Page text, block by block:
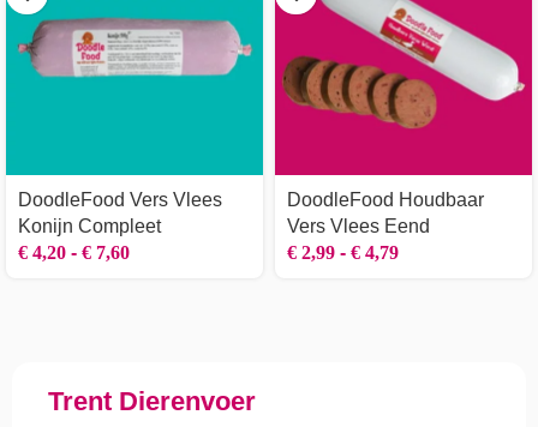
DoodleFood Vers Vlees
Konijn Compleet
€ 4,20 - € 7,60
DoodleFood Houdbaar
Vers Vlees Eend
€ 2,99 - € 4,79
Trent Dierenvoer